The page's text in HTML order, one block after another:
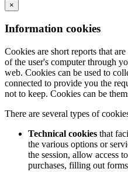
×
Information cookies
Cookies are short reports that
of the user's computer through
web. Cookies can be used to
connected to provide you the
not to keep. Cookies can be
There are several types of
Technical cookies that
the various options or
the session, allow access
purchases, filling out